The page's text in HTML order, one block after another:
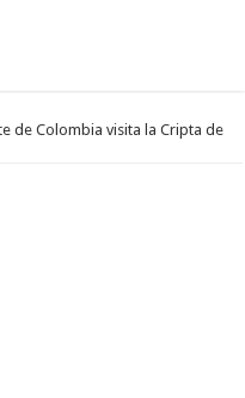
de Colombia visita la Cripta de